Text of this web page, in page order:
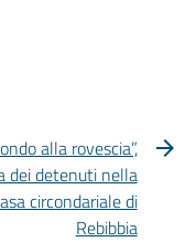
alla rovescia”,
dei detenuti nella
circondariale di
Rebibbia